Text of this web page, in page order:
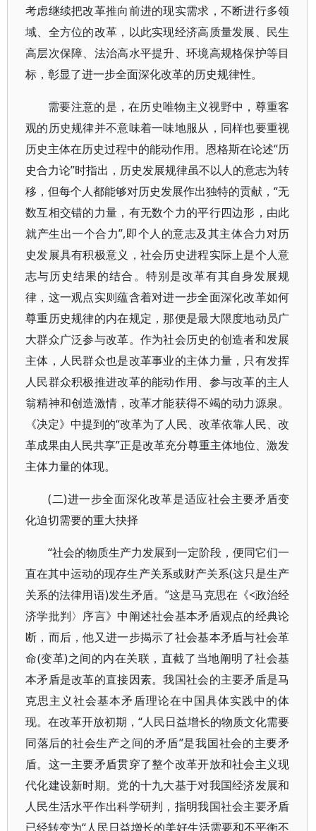
考虑继续把改革推向前进的现实需求，不断进行多领
域、全方位的改革，以此实现经济高质量发展、民生
高层次保障、法治高水平提升、环境高规格保护等目
标，彰显了进一步全面深化改革的历史规律性。
需要注意的是，在历史唯物主义视野中，尊重客
观的历史规律并不意味着一味地服从，同样也要重视
历史主体在历史过程中的能动作用。恩格斯在论述“历
史合力论”时指出，历史发展规律虽不以人的意志为转
移，但每个人都能够对历史发展作出独特的贡献，“无
数互相交错的力量，有无数个力的平行四边形，由此
就产生出一个合力”,即个人的意志及其主体合力对历
史发展具有积极意义，社会历史进程实际上是个人意
志与历史结果的结合。特别是改革有其自身发展规
律，这一观点实则蕴含着对进一步全面深化改革如何
尊重历史规律的内在规定，那便是最大限度地动员广
大群众广泛参与改革。作为社会历史的创造者和发展
主体，人民群众也是改革事业的主体力量，只有发挥
人民群众积极推进改革的能动作用、参与改革的主人
翁精神和创造激情，改革才能获得不竭的动力源泉。
《决定》中提到的“改革为了人民、改革依靠人民、改
革成果由人民共享”正是改革充分尊重主体地位、激发
主体力量的体现。
(二)进一步全面深化改革是适应社会主要矛盾变
化迫切需要的重大抉择
“社会的物质生产力发展到一定阶段，便同它们一
直在其中运动的现存生产关系或财产关系(这只是生产
关系的法律用语)发生矛盾。”这是马克思在《<政治经
济学批判〉序言》中阐述社会基本矛盾观点的经典论
断，而后，他又进一步揭示了社会基本矛盾与社会革
命(变革)之间的内在关联，直截了当地阐明了社会基
本矛盾是改革的直接因素。我国社会的主要矛盾是马
克思主义社会基本矛盾理论在中国具体实践中的体
现。在改革开放初期，“人民日益增长的物质文化需要
同落后的社会生产之间的矛盾”是我国社会的主要矛
盾。这一主要矛盾贯穿了整个改革开放和社会主义现
代化建设新时期。党的十九大基于对我国经济发展和
人民生活水平作出科学研判，指明我国社会主要矛盾
已经转变为“人民日益增长的美好生活需要和不平衡不